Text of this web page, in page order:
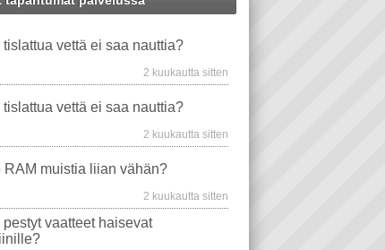
TIETOKONEET
PROSESSORIT WINDOWS VISTA
NÄYTÖT WINDOWS 10
WLAN
AJURIT VIRUSTORJUNTA
YOUTUBE
VIDEON TOISTO SAMSUNG
tislattua vettä ei saa nauttia?
2 kuukautta sitten
tislattua vettä ei saa nauttia?
2 kuukautta sitten
RAM muistia liian vähän?
2 kuukautta sitten
pestyt vaatteet haisevat